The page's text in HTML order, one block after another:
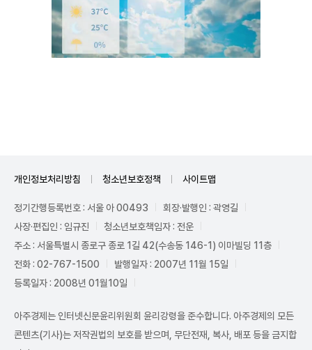
개인정보처리방침 청소년보호정책 사이트맵
정기간행등록번호 : 서울 아 00493
회장·발행인 : 곽영길
사장·편집인 : 임규진
청소년보호책임자 : 전운
주소 : 서울특별시 종로구 종로 1길 42(수송동 146-1) 이마빌딩 11층
전화 : 02-767-1500
발행일자 : 2007년 11월 15일
등록일자 : 2008년 01월10일
아주경제는 인터넷신문윤리위원회 윤리강령을 준수합니다. 아주경제의 모든
콘텐츠(기사)는 저작권법의 보호를 받으며, 무단전재, 복사, 배포 등을 금지합